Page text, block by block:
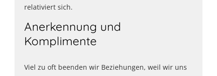
relativiert sich.
Anerkennung und
Komplimente
Viel zu oft beenden wir Beziehungen, weil wir uns